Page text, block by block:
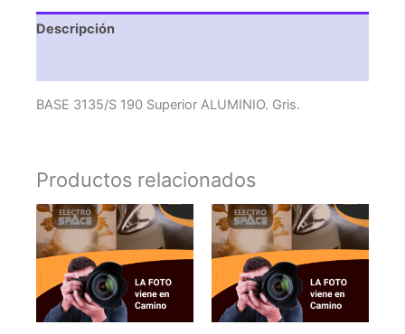
Descripción
BASE 3135/S 190 Superior ALUMINIO. Gris.
Productos relacionados